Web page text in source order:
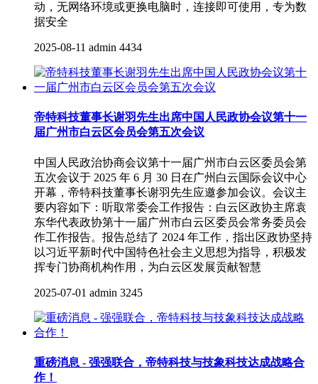
动，无网络环境或更换电脑时，连接即可使用，专为数
据安全
2025-08-11 admin 4434
帝特科技董事长谢羽先生出席中国人民政协会议第十一
届广州市白云区会员会第五次会议
中国人民政治协商会议第十一届广州市白云区委员会第
五次会议于 2025 年 6 月 30 日在广州白云国际会议中心
开幕，帝特科技董事长谢羽先生应邀参加会议。会议主
要内容如下：听取常委会工作报告：白云区政协主席袁
东华代表政协第十一届广州市白云区委员会常务委员会
作工作报告。报告总结了 2024 年工作，指出区政协坚持
以习近平新时代中国特色社会主义思想为指导，积极发
挥专门协商机构作用，为白云区发展贡献智慧
2025-07-01 admin 3245
重磅消息 - 强强联合，帝特科技与技象科技达成战略合
作！